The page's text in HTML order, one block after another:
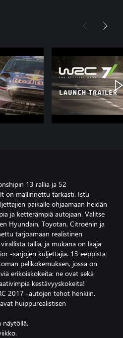
13 rallia ja 52
on mallinnettu tarkasti. Istu
paikalle ohjaamaan heidän
ja ketterämpiä autojaan. Valitse
Hyundain, Toyotan, Citroënin ja
tarjoamaan realistinen
tallia, ja mukana on laaja
-sarjojen kuljettajia. 13 eeppistä
pelikokemuksen, jossa on
erikoiskokeita: ne ovat sekä
kestävyyskokeita!
2017 -autojen tehot henkiin.
huippurealistisen
näytöllä.